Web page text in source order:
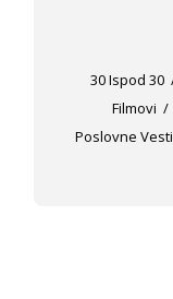
30 Ispod 30
Filmovi
Poslovne Vesti